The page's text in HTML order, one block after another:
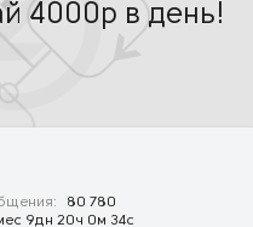
4000р в день!
80 780
9дн 20ч 0м 34с